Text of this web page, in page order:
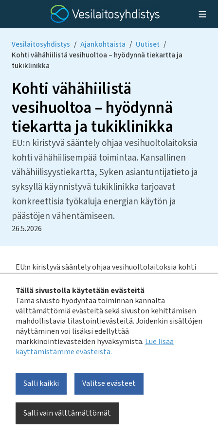
Tällä sivustolla käytetään evästeitä
Tämä sivusto hyödyntää toiminnan kannalta
välttämättömiä evästeitä sekä sivuston kehittämisen
mahdollistavia tilastointievästeitä. Joidenkin sisältöjen
näyttäminen voi lisäksi edellyttää
markkinointievästeiden hyväksymistä. Lue lisää
käyttämistämme evästeistä.​​​​​​
Salli kaikki
Salli vain välttämättömät
Valitse evästeet
Vesilaitosyhdistys / Ajankohtaista / Uutiset /
Kohti vähähiilistä vesihuoltoa – hyödynnä tiekartta ja
tukiklinikka
Kohti vähähiilistä
vesihuoltoa – hyödynnä
tiekartta ja tukiklinikka
EU:n kiristyvä sääntely ohjaa vesihuoltolaitoksia
kohti vähähiilisempää toimintaa. Kansallinen
vähähiilisyystiekartta, Syken asiantuntijatieto ja
syksyllä käynnistyvä tukiklinikka tarjoavat
konkreettisia työkaluja energian käytön ja
päästöjen vähentämiseen.
26.5.2026
EU:n kiristyvä sääntely ohjaa vesihuoltolaitoksia kohti
ympäristökeskuksentiedotteessakuvataan, miten
direktiivin vaatimukset vaikuttavat laitosten
toimintaan ja kannustavat vähentämään
energiankulutusta ja päästöjä koko vesihuollon
arvoketjussa.
vähähiilisyystiekarttakokoaa tietoa vesihuollon
päästölähteistä ja keinoista niiden vähentämiseksi.
Tiekartta tukee direktiivin toimeenpanoa auttamalla
laitoksia arvioimaan omaa toimintaansa, asettamaan
tavoitteita ja valitsemaan vaikuttavia